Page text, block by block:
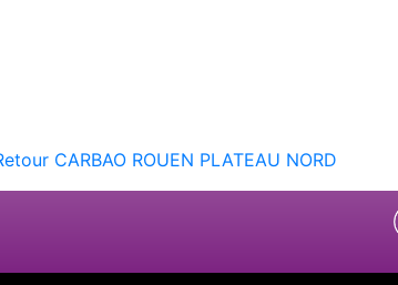
CARBAO ROUEN PLATEAU NORD